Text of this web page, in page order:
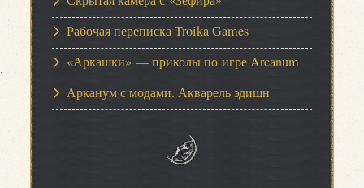
Рабочая переписка Troika Games
«Аркашки» — приколы по игре Arcanum
Арканум с модами. Акварель эдишн